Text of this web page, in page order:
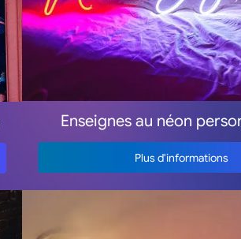
Enseignes au néon
Plus d'informations